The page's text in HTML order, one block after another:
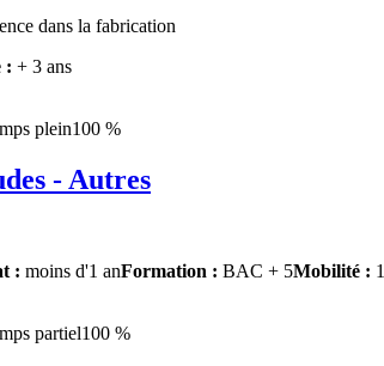
dans la fabrication
: + 3 ans
plein100 %
- Autres
: moins d'1 anFormation : BAC + 5Mobilité :
partiel100 %